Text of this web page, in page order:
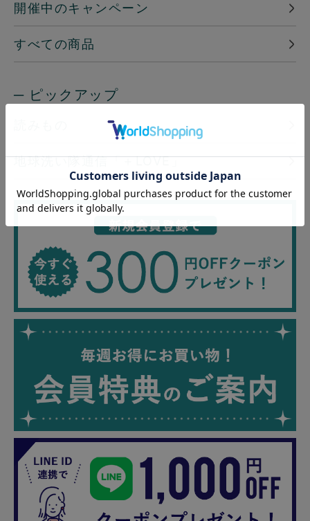
開催中のキャンペーン
すべての商品
─ ピックアップ
地球洗い隊通信「＋LOVE」